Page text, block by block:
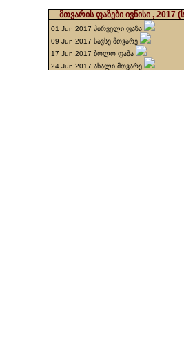
მთვარის ფაზები ივნისი , 2017
01 Jun 2017 პირველი ფაზა
09 Jun 2017 სავსე მთვარე
17 Jun 2017 ბოლო ფაზა
24 Jun 2017 ახალი მთვარე